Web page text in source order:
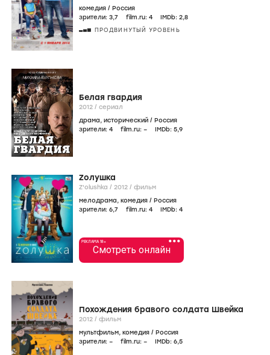
комедия / Россия
зрители: 3,7 film.ru: 4 IMDb: 2,8
ПРОДВИНУТЫЙ УРОВЕНЬ
Белая гвардия
2012 / сериал
драма, исторический / Россия
зрители: 4 film.ru: – IMDb: 5,9
Zолушка
Z'olushka / 2012 / фильм
мелодрама, комедия / Россия
зрители: 6,7 film.ru: 4 IMDb: 4
•••
РЕКЛАМА 18+
Смотреть онлайн
Похождения бравого солдата Швейка
2012 / фильм
мультфильм, комедия / Россия
зрители: – film.ru: – IMDb: 6,5